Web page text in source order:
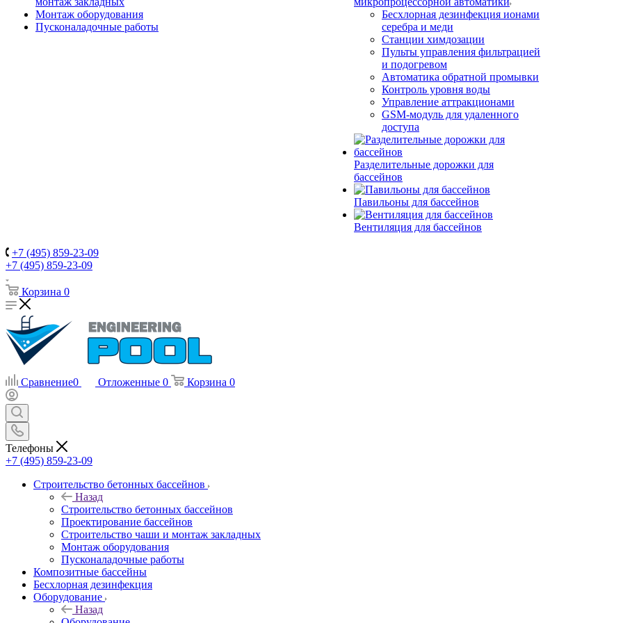
Монтаж оборудования
Пусконаладочные работы
Беcхлорная дезинфекция ионами
серебра и меди
Станции химдозации
Пульты управления фильтрацией
и подогревом
Автоматика обратной промывки
Контроль уровня воды
Управление аттракционами
GSM-модуль для удаленного
доступа
Разделительные дорожки для
бассейнов
Павильоны для бассейнов
Вентиляция для бассейнов
+7 (495) 859-23-09
+7 (495) 859-23-09
Корзина 0
Сравнение0 Отложенные 0 Корзина 0
Телефоны
+7 (495) 859-23-09
Строительство бетонных бассейнов
Назад
Строительство бетонных бассейнов
Проектирование бассейнов
Строительство чаши и монтаж закладных
Монтаж оборудования
Пусконаладочные работы
Композитные бассейны
Бесхлорная дезинфекция
Оборудование
Назад